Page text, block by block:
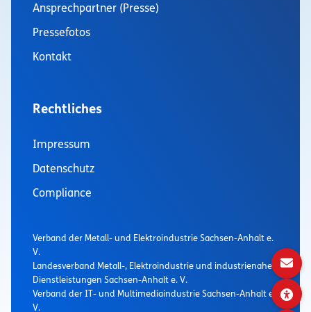
Ansprechpartner (Presse)
Pressefotos
Kontakt
Rechtliches
Impressum
Datenschutz
Compliance
Verband der Metall- und Elektroindustrie Sachsen-Anhalt e.
V.
Landesverband Metall-, Elektroindustrie und industrienaher
Dienstleistungen Sachsen-Anhalt e. V.
Verband der IT- und Multimediaindustrie Sachsen-Anhalt e.
V.